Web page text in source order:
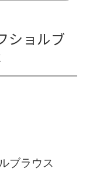
ショルブ
ブラウス